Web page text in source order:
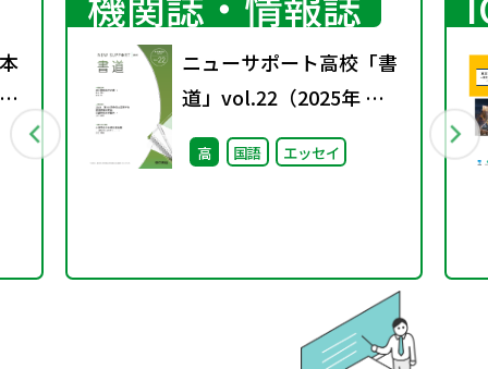
ニューサポート高校「書
道」vol.22（2025年 春
号）
高 国語 エッセイ